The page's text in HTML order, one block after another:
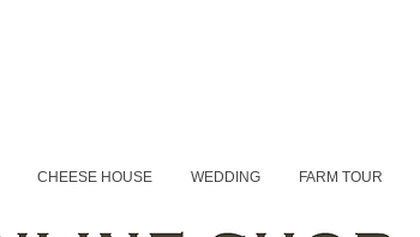
CHEESE HOUSE WEDDING FARM TOUR